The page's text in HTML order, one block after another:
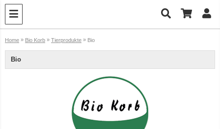
Home » Bio Korb » Tierprodukte » Bio
Bio